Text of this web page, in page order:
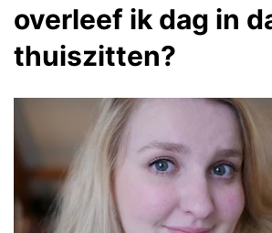
overleef ik dag in
thuiszitten?